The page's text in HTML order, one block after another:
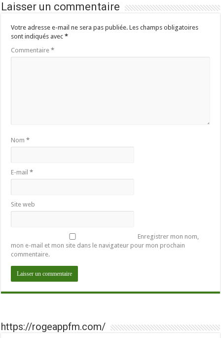
Laisser un commentaire
Votre adresse e-mail ne sera pas publiée. Les champs obligatoires
sont indiqués avec*
Commentaire*
Nom*
E-mail*
Site web
Enregistrer mon nom,
mon e-mail et mon site dans le navigateur pour mon prochain
commentaire.
https://rogeappfm.com/